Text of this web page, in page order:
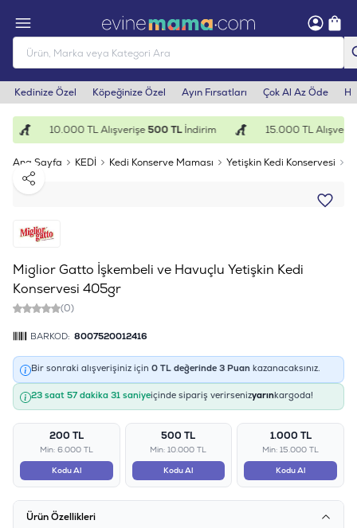
Kedinize Özel Köpeğinize Özel Ayın Fırsatları Çok Al Az Öde
10.000 TL Alışverişe500 TLİndirim 15.000 TL
Ana Sayfa KEDİ Kedi Konserve Maması Yetişkin Kedi Konservesi
Paylaş
Miglior Gatto İşkembeli ve Havuçlu Yetişkin Kedi
Konservesi 405gr
(0)
BARKOD: 8007520012416
Bir sonraki alışverişiniz için 0 TL değerinde 3 Puan kazanacaksınız.
23 saat 57 dakika 31 saniyeiçinde sipariş verirsenizyarınkargoda!
200 TL
Min: 6.000 TL
Kodu Al
500 TL
Min: 10.000 TL
Kodu Al
1.000 TL
Min: 15.000 TL
Kodu Al
Ürün Özellikleri